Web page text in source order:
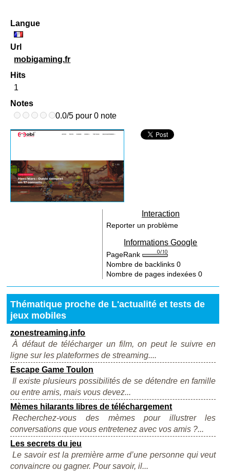
Langue
Url
mobigaming.fr
Hits
1
Notes
0.0/5 pour 0 note
Interaction
Reporter un problème
Informations Google
PageRank
Nombre de backlinks0
Nombre de pages indexées0
Thématique proche de L'actualité et tests de
jeux mobiles
zonestreaming.info
À défaut de télécharger un film, on peut le suivre en
ligne sur les plateformes de streaming....
Escape Game Toulon
Il existe plusieurs possibilités de se détendre en famille
ou entre amis, mais vous devez...
Mèmes hilarants libres de téléchargement
Recherchez-vous des mèmes pour illustrer les
conversations que vous entretenez avec vos amis ?...
Les secrets du jeu
Le savoir est la première arme d’une personne qui veut
convaincre ou gagner. Pour savoir, il...